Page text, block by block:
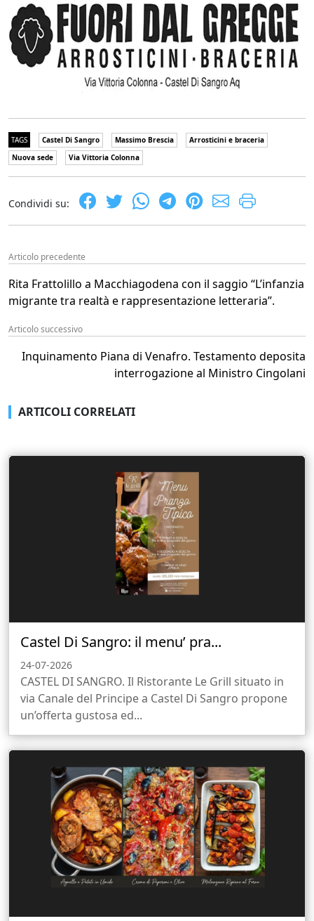
TAGS Castel Di Sangro Massimo Brescia
Arrosticini e braceria
Nuova sede
Via Vittoria Colonna
Condividi su:
Articolo precedente
Rita Frattolillo a Macchiagodena con il saggio “L’infanzia
migrante tra realtà e rappresentazione letteraria”.
Articolo successivo
Inquinamento Piana di Venafro. Testamento deposita
interrogazione al Ministro Cingolani
ARTICOLI CORRELATI
Castel Di Sangro: il menu’ pra...
24-07-2026
CASTEL DI SANGRO. Il Ristorante Le Grill situato in
via Canale del Principe a Castel Di Sangro propone
un’offerta gustosa ed...